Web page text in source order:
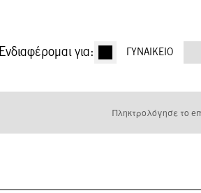
Ενδιαφέρομαι για: ΓΥΝΑΙΚΕΊΟ